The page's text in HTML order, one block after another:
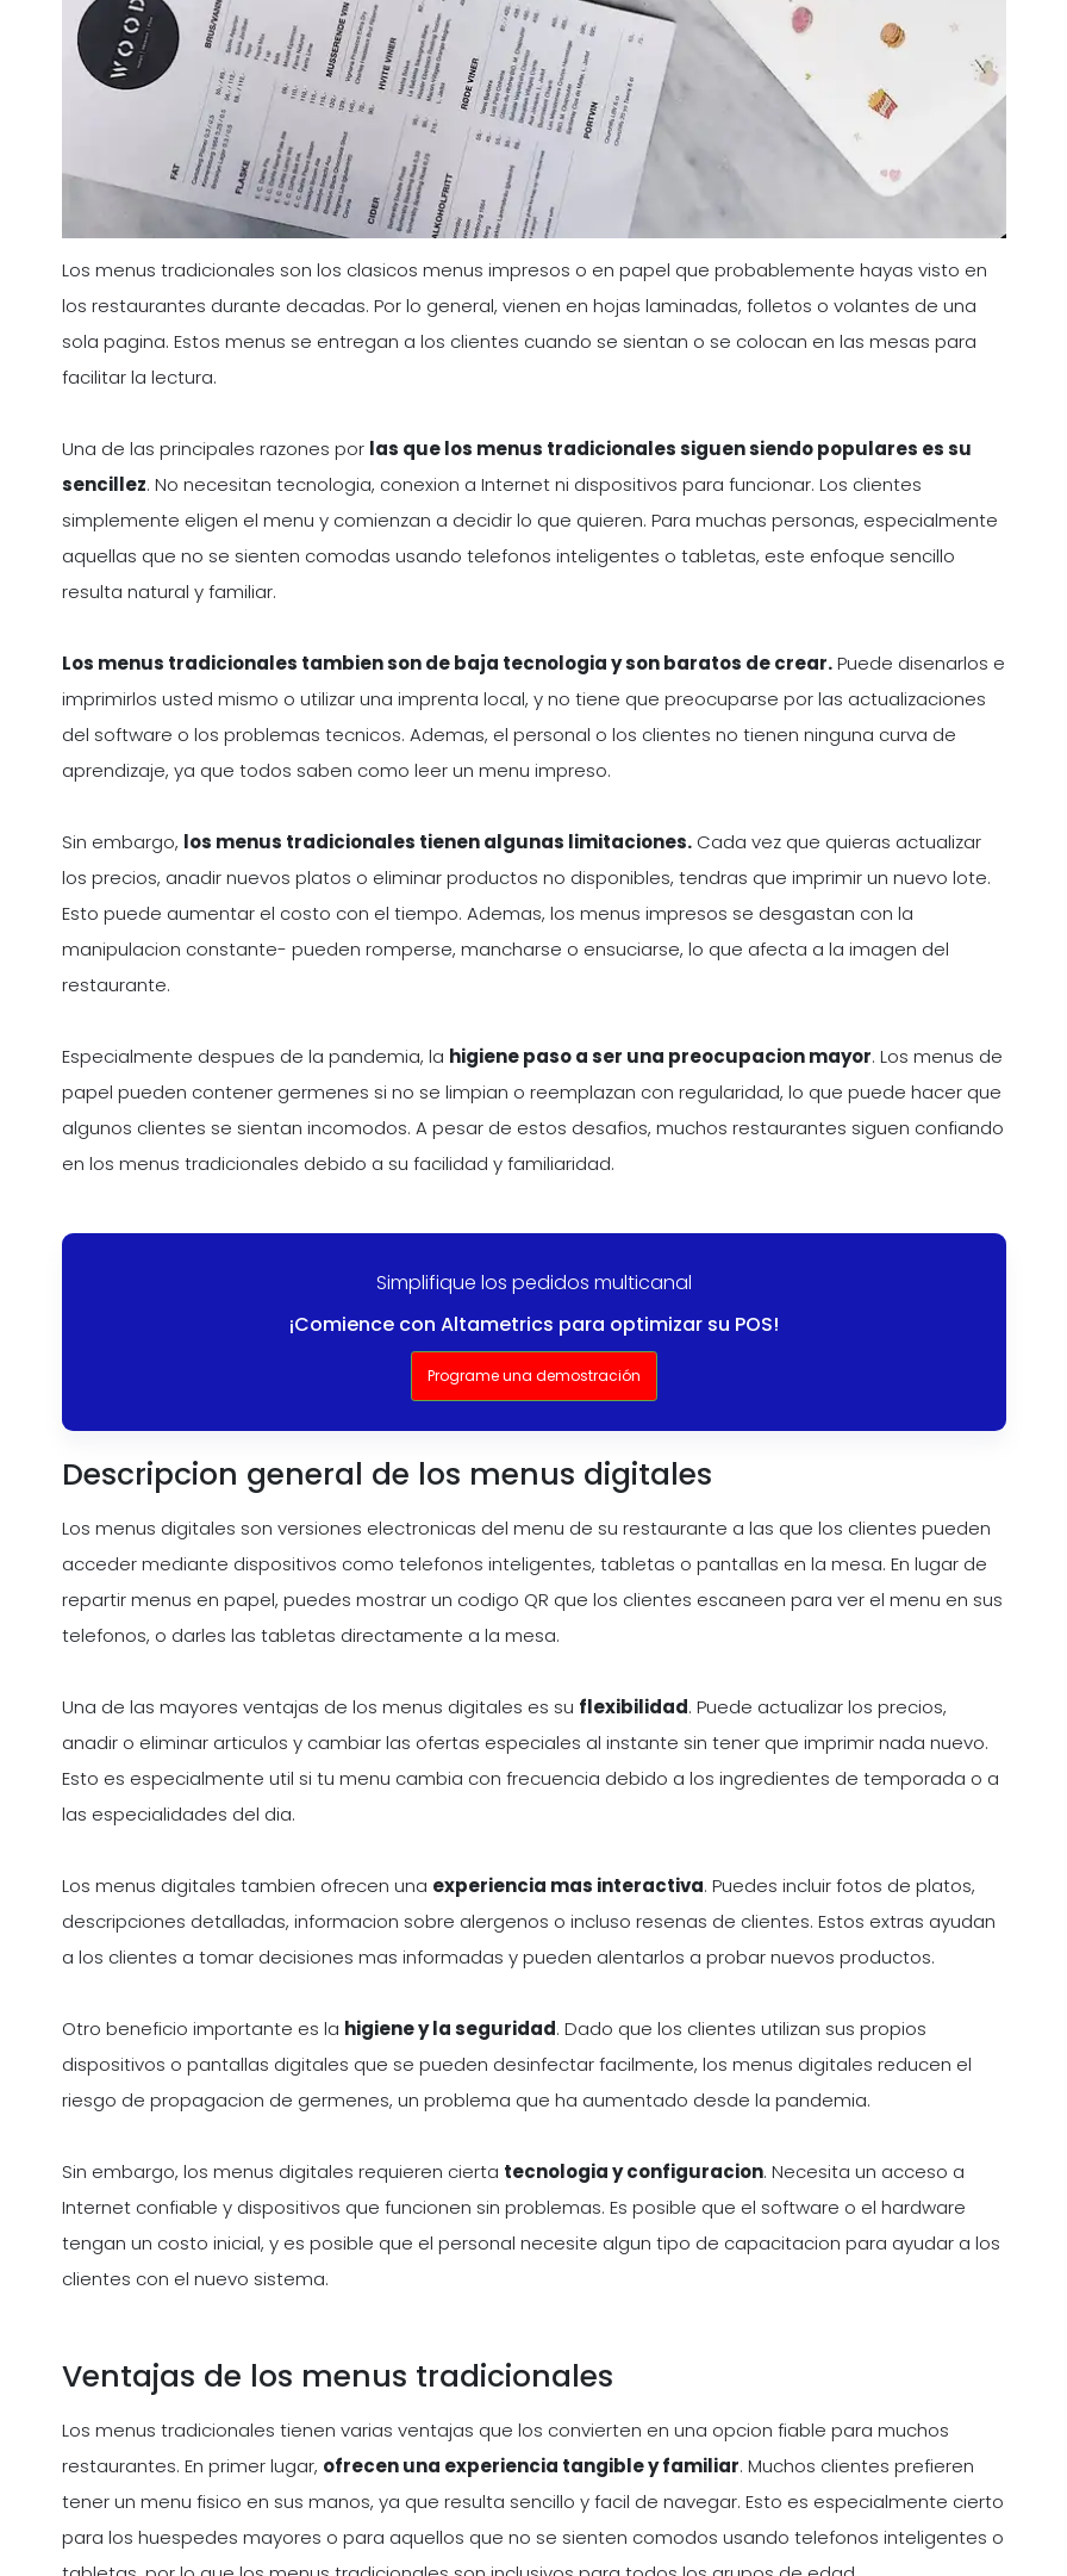
Los menus tradicionales son los clasicos menus impresos o en papel que probablemente hayas visto en
los restaurantes durante decadas. Por lo general, vienen en hojas laminadas, folletos o volantes de una
sola pagina. Estos menus se entregan a los clientes cuando se sientan o se colocan en las mesas para
facilitar la lectura.
Una de las principales razones por las que los menus tradicionales siguen siendo populares es su
sencillez. No necesitan tecnologia, conexion a Internet ni dispositivos para funcionar. Los clientes
simplemente eligen el menu y comienzan a decidir lo que quieren. Para muchas personas, especialmente
aquellas que no se sienten comodas usando telefonos inteligentes o tabletas, este enfoque sencillo
resulta natural y familiar.
Los menus tradicionales tambien son de baja tecnologia y son baratos de crear.Puede disenarlos e
imprimirlos usted mismo o utilizar una imprenta local, y no tiene que preocuparse por las actualizaciones
del software o los problemas tecnicos. Ademas, el personal o los clientes no tienen ninguna curva de
aprendizaje, ya que todos saben como leer un menu impreso.
Sin embargo, los menus tradicionales tienen algunas limitaciones. Cada vez que quieras actualizar
los precios, anadir nuevos platos o eliminar productos no disponibles, tendras que imprimir un nuevo lote.
Esto puede aumentar el costo con el tiempo. Ademas, los menus impresos se desgastan con la
manipulacion constante- pueden romperse, mancharse o ensuciarse, lo que afecta a la imagen del
restaurante.
Especialmente despues de la pandemia, la higiene paso a ser una preocupacion mayor. Los menus de
papel pueden contener germenes si no se limpian o reemplazan con regularidad, lo que puede hacer que
algunos clientes se sientan incomodos. A pesar de estos desafios, muchos restaurantes siguen confiando
en los menus tradicionales debido a su facilidad y familiaridad.
Simplifique los pedidos multicanal
¡Comience con Altametrics para optimizar su POS!
Programe una demostración
Descripcion general de los menus digitales
Los menus digitales son versiones electronicas del menu de su restaurante a las que los clientes pueden
acceder mediante dispositivos como telefonos inteligentes, tabletas o pantallas en la mesa. En lugar de
repartir menus en papel, puedes mostrar un codigo QR que los clientes escaneen para ver el menu en sus
telefonos, o darles las tabletas directamente a la mesa.
Una de las mayores ventajas de los menus digitales es su flexibilidad. Puede actualizar los precios,
anadir o eliminar articulos y cambiar las ofertas especiales al instante sin tener que imprimir nada nuevo.
Esto es especialmente util si tu menu cambia con frecuencia debido a los ingredientes de temporada o a
las especialidades del dia.
Los menus digitales tambien ofrecen una experiencia mas interactiva. Puedes incluir fotos de platos,
descripciones detalladas, informacion sobre alergenos o incluso resenas de clientes. Estos extras ayudan
a los clientes a tomar decisiones mas informadas y pueden alentarlos a probar nuevos productos.
Otro beneficio importante es la higiene y la seguridad. Dado que los clientes utilizan sus propios
dispositivos o pantallas digitales que se pueden desinfectar facilmente, los menus digitales reducen el
riesgo de propagacion de germenes, un problema que ha aumentado desde la pandemia.
Sin embargo, los menus digitales requieren cierta tecnologia y configuracion. Necesita un acceso a
Internet confiable y dispositivos que funcionen sin problemas. Es posible que el software o el hardware
tengan un costo inicial, y es posible que el personal necesite algun tipo de capacitacion para ayudar a los
clientes con el nuevo sistema.
Ventajas de los menus tradicionales
Los menus tradicionales tienen varias ventajas que los convierten en una opcion fiable para muchos
restaurantes. En primer lugar, ofrecen una experiencia tangible y familiar. Muchos clientes prefieren
tener un menu fisico en sus manos, ya que resulta sencillo y facil de navegar. Esto es especialmente cierto
para los huespedes mayores o para aquellos que no se sienten comodos usando telefonos inteligentes o